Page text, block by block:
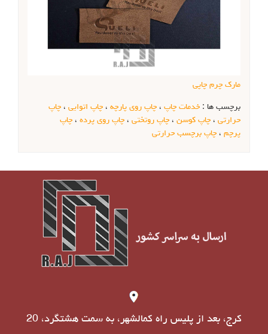
مارک چرم چاپی
برچسب ها : خدمات چاپ ، چاپ روی پارچه ، چاپ اتوایی ، چاپ
حرارتی ، چاپ کوسن ، چاپ روتختی ، چاپ روی پرده ، چاپ
پرچم ، چاپ برچسب حرارتی
کرج، بعد از پلیس راه کمالشهر، به سمت هشتگرد، 20